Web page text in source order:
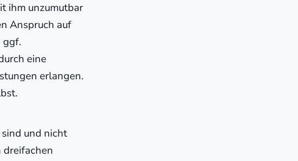
ihm unzumutbar
Anspruch auf
ggf.
eine
erlangen.
und nicht
dreifachen